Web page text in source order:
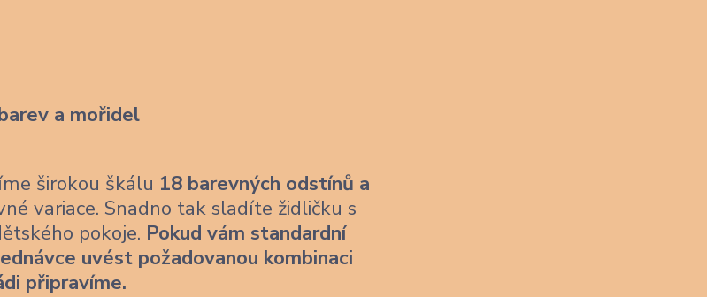
a mořidel
širokou škálu 18 barevných odstínů a
variace. Snadno tak sladíte židličku s
pokoje. Pokud vám standardní
uvést požadovanou kombinaci
připravíme.